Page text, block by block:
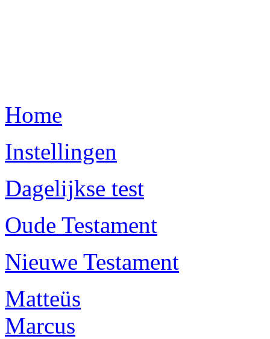
Home
Instellingen
Dagelijkse test
Oude Testament
Nieuwe Testament
Matteüs
Marcus